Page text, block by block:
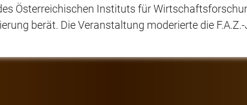
Österreichischen Instituts für
berät. Die Veranstaltung moderierte die